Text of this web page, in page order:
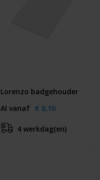
Lorenzo badgehouder
Al vanaf € 0,10
4 werkdag(en)